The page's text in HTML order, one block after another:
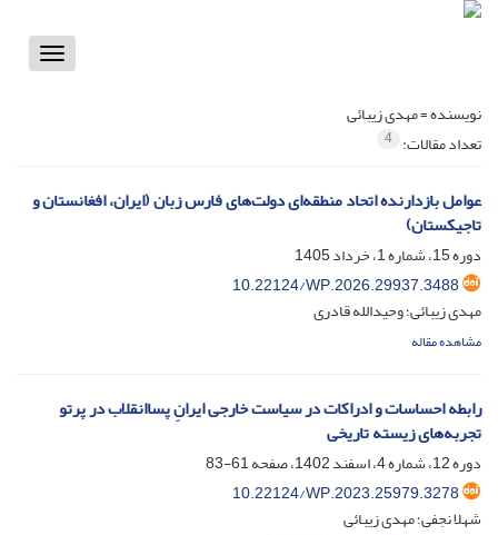
Toggle
نویسنده =مهدی زیبائی
تعداد مقالات: 4
عوامل بازدارنده اتحاد منطقه‌ای دولت‌های فارس زبان (ایران، افغانستان و
تاجیکستان)
دوره 15، شماره 1، خرداد 1405
10.22124/WP.2026.29937.3488
مهدی زیبائی؛ وحیدالله قادری
مشاهده مقاله
رابطه احساسات و ادراکات در سیاست خارجی ایرانِ پساانقلاب در پرتو
تجربه‌های زیسته تاریخی
دوره 12، شماره 4، اسفند 1402، صفحه
61-83
10.22124/WP.2023.25979.3278
شهلا نجفی؛ مهدی زیبائی